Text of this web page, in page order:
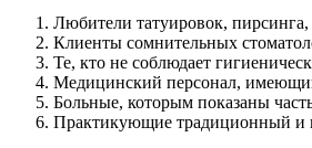
Любители татуировок, пирсинга,
Клиенты сомнительных
Те, кто не соблюдает
Медицинский персонал,
Больные, которым показаны
Практикующие традиционный и